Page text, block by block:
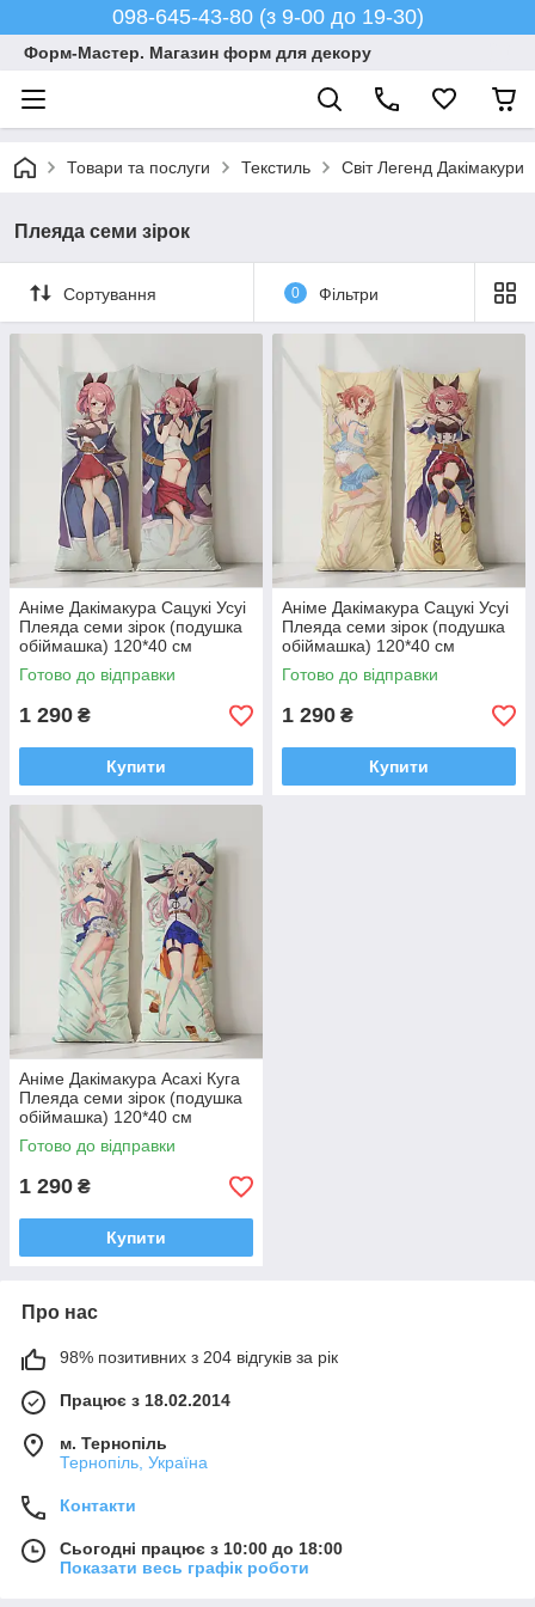
098-645-43-80 (з 9-00 до 19-30)
Форм-Мастер. Магазин форм для декору
Товари та послуги Текстиль Світ Легенд Дакімакури
Плеяда семи зірок
Сортування 0 Фільтри
Аніме Дакімакура Сацукі Усуі
Плеяда семи зірок (подушка
обіймашка) 120*40 см
Готово до відправки
1 290 ₴
Купити
Аніме Дакімакура Сацукі Усуі
Плеяда семи зірок (подушка
обіймашка) 120*40 см
Готово до відправки
1 290 ₴
Купити
Аніме Дакімакура Асахі Куга
Плеяда семи зірок (подушка
обіймашка) 120*40 см
Готово до відправки
1 290 ₴
Купити
Про нас
98% позитивних з 204 відгуків за рік
Працює з 18.02.2014
м. Тернопіль
Тернопіль, Україна
Контакти
Сьогодні працює з 10:00 до 18:00
Показати весь графік роботи